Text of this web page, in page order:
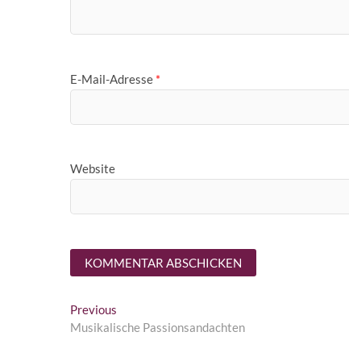
E-Mail-Adresse *
Website
Beitragsnavigation
Previous
post:
Musikalische Passionsandachten